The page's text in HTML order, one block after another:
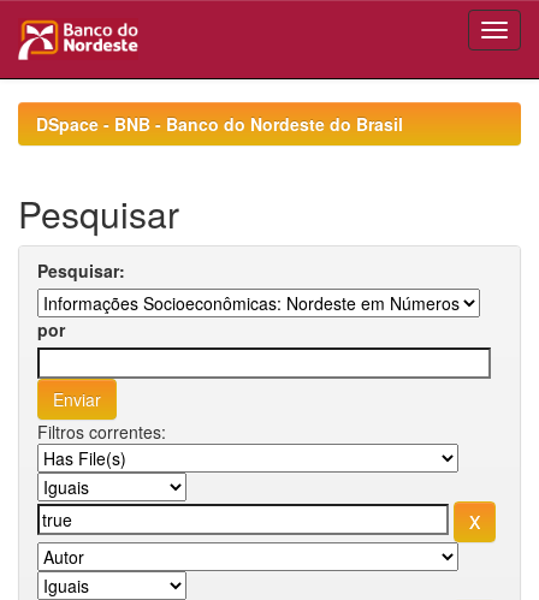
navigationDSpace - BNB - Banco do Nordeste do Brasil
Pesquisar
Pesquisar:
por
Filtros correntes: